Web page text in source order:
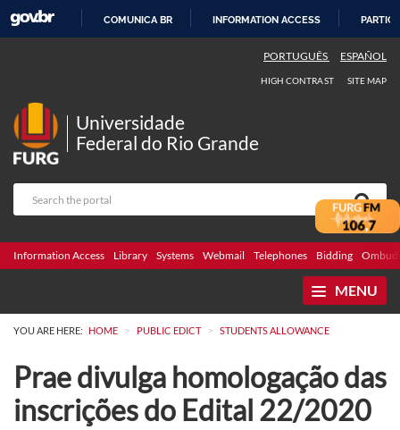
COMUNICA BR INFORMATION ACCESS
PORTUGUÊS ESPAÑOL
HIGH CONTRAST SITE MAP
Universidade
Federal do Rio Grande
Information Access Library Systems Webmail Telephones Bidding
MENU
YOU ARE HERE: HOME > PUBLIC EDICT > STUDENTS ALLOWANCE
Prae divulga homologação das
inscrições do Edital 22/2020